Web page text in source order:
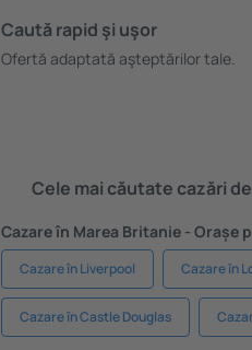
Caută rapid şi uşor
Ofertă adaptată aşteptărilor tale.
Cele mai căutate cazări
Cazare în Marea Britanie - Orașe
Cazare în Liverpool Cazare în
Cazare în Castle Douglas